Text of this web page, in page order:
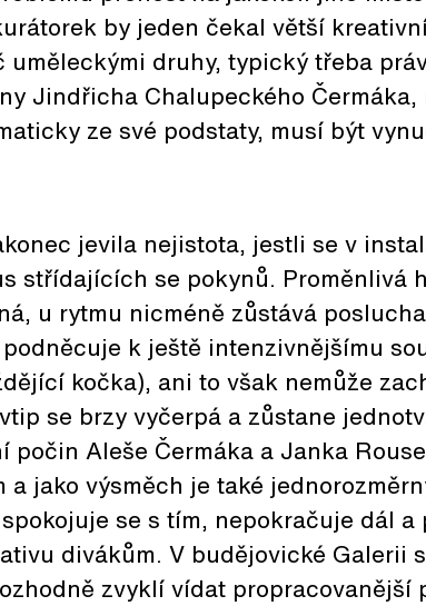
by jeden čekal větší
druhy, typický třeba
Jindřicha Chalupeckého Čermáka,
ze své podstaty, musí být
jevila nejistota, jestli se v
střídajících se pokynů. Proměnlivá
u rytmu nicméně zůstává
k ještě intenzivnějšímu
kočka), ani to však nemůže
se brzy vyčerpá a zůstane
počin Aleše Čermáka a Janka
jako výsměch je také
se s tím, nepokračuje dál a
divákům. V budějovické Galerii
zvyklí vídat propracovanější